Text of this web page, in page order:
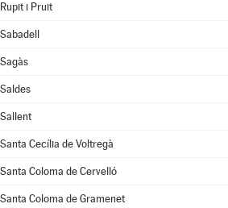
Rupit i Pruit
Sabadell
Sagàs
Saldes
Sallent
Santa Cecília de Voltregà
Santa Coloma de Cervelló
Santa Coloma de Gramenet